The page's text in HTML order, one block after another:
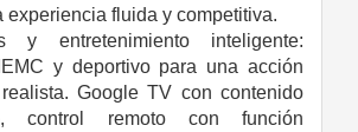
experiencia fluida y competitiva.
y entretenimiento inteligente:
y deportivo para una acción
Google TV con contenido
control remoto con función